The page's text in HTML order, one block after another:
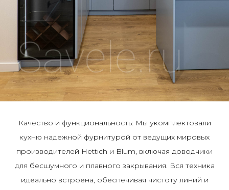
Качество и функциональность: Мы укомплектовали
кухню надежной фурнитурой от ведущих мировых
производителей Hettich и Blum, включая доводчики
для бесшумного и плавного закрывания. Вся техника
идеально встроена, обеспечивая чистоту линий и